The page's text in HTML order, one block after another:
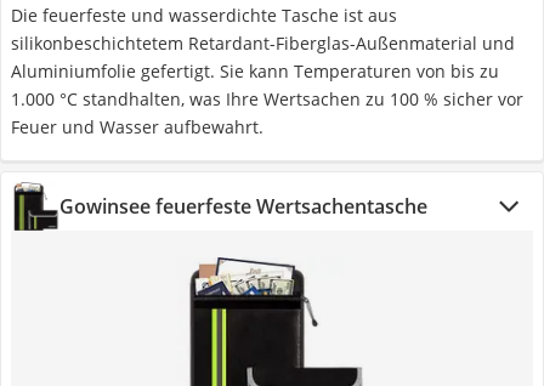
Die feuerfeste und wasserdichte Tasche ist aus
silikonbeschichtetem Retardant-Fiberglas-Außenmaterial und
Aluminiumfolie gefertigt. Sie kann Temperaturen von bis zu
1.000 °C standhalten, was Ihre Wertsachen zu 100 % sicher vor
Feuer und Wasser aufbewahrt.
Gowinsee feuerfeste Wertsachentasche